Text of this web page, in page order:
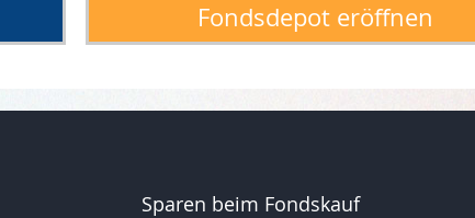
Fondsdepot eröffnen
Sparen beim Fondskauf